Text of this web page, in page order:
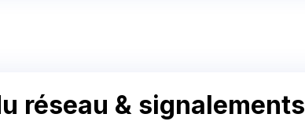
réseau & signalements